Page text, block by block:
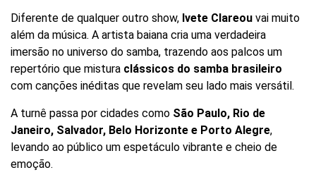
Diferente de qualquer outro show, Ivete Clareou vai muito
além da música. A artista baiana cria uma verdadeira
imersão no universo do samba, trazendo aos palcos um
repertório que mistura clássicos do samba brasileiro
com canções inéditas que revelam seu lado mais versátil.
A turnê passa por cidades como São Paulo, Rio de
Janeiro, Salvador, Belo Horizonte e Porto Alegre,
levando ao público um espetáculo vibrante e cheio de
emoção.